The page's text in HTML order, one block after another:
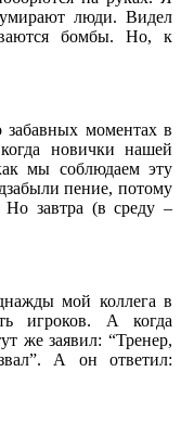
люди. Видел
бомбы. Но, к
забавных моментах в
новички нашей
мы соблюдаем эту
пение, потому
Но завтра (в среду –
мой коллега в
игроков. А когда
же заявил: “Тренер,
А он ответил: